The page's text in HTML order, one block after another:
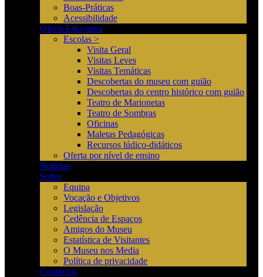
Boas-Práticas
Acessibilidade
Oferta Educativa
Escolas >
Visita Geral
Visitas Leves
Visitas Temáticas
Descobertas do museu com guião
Descobertas do centro histórico com guião
Teatro de Marionetas
Teatro de Sombras
Oficinas
Maletas Pedagógicas
Recursos lúdico-didáticos
Oferta por nível de ensino
Notícias
Sobre
Equipa
Vocação e Objetivos
Legislação
Cedência de Espaços
Amigos do Museu
Estatística de Visitantes
O Museu nos Media
Política de privacidade
Contactos